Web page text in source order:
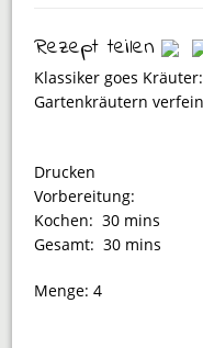
Rezept teilen
Klassiker goes
Gartenkräutern
Drucken
Vorbereitung:
Kochen:30 mins
Gesamt:30 mins
Menge:4